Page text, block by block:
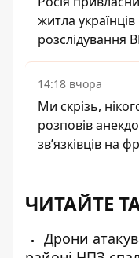
житла
розслідування
14:18 вчора
Ми скрізь,
розповів
зв’язківців на
ЧИТАЙТЕ
Дрони